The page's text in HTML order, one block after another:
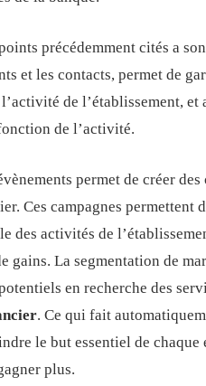
précédemment cités a
et les contacts, permet de
de l’établissement, et
de l’activité.
permet de créer des
Ces campagnes permettent
des activités de
gains. La segmentation de
en recherche des
. Ce qui fait
le but essentiel de chaque
plus.